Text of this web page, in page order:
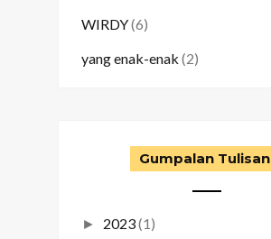
WIRDY(6)
yang enak-enak (2)
Gumpalan Tulisan
► 2023(1)